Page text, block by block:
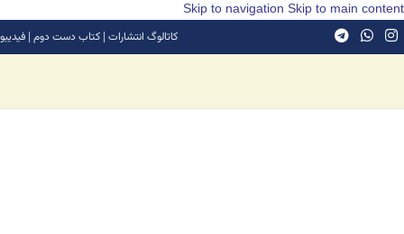
Skip to navigation Skip to main content
کاتالوگ انتشارات | کتاب دست دوم | فیدیبو